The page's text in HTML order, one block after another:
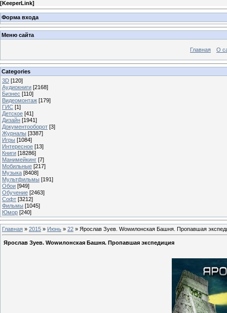
[KeeperLink]
Форма входа
Меню сайта
Главная О
Categories
3D [120]
Аудиокниги [2168]
Бизнес [110]
Видеомонтаж [179]
ГИС [1]
Детское [41]
Дизайн [1941]
Документооборот [3]
Журналы [3387]
Игры [1084]
Интересное [13]
Книги [18286]
Манимейкинг [7]
Мобильные [217]
Музыка [8408]
Мультфильмы [191]
Обои [949]
Обучение [2463]
Софт [3212]
Фильмы [1045]
Юмор [240]
Главная » 2015 » Июнь » 22 » Ярослав Зуев. Wowилонская Башня. Пропавшая
Ярослав Зуев. Wowилонская Башня. Пропавшая экспедиция